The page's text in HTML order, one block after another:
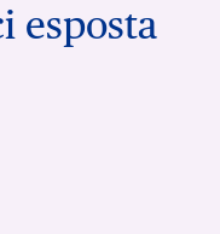
esposta